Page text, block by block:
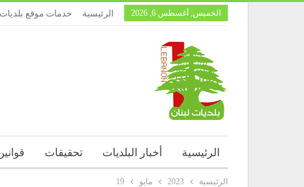
الخميس, أغسطس 6, 2026 الرئيسية خدمات موقع بلديات
الرئيسية أخبار البلديات تحقيقات
الرئيسية 2023 مايو 19